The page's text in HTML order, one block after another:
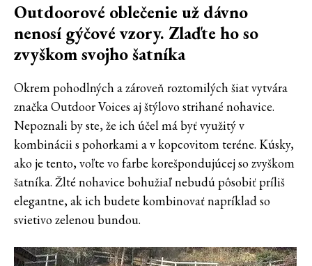
Outdoorové oblečenie už dávno
nenosí gýčové vzory. Zlaďte ho so
zvyškom svojho šatníka
Okrem pohodlných a zároveň roztomilých šiat vytvára
značka Outdoor Voices aj štýlovo strihané nohavice.
Nepoznali by ste, že ich účel má byť využitý v
kombinácii s pohorkami a v kopcovitom teréne. Kúsky,
ako je tento, voľte vo farbe korešpondujúcej so zvyškom
šatníka. Žlté nohavice bohužiaľ nebudú pôsobiť príliš
elegantne, ak ich budete kombinovať napríklad so
svietivo zelenou bundou.